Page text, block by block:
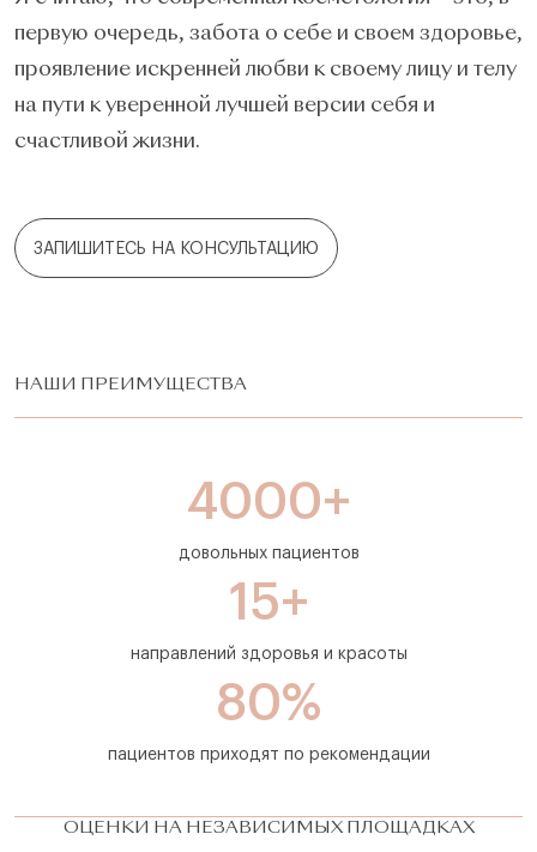
первую очередь, забота о себе и своем здоровье,
проявление искренней любви к своему лицу и телу
на пути к уверенной лучшей версии себя и
счастливой жизни.
ЗАПИШИТЕСЬ НА КОНСУЛЬТАЦИЮ
НАШИ ПРЕИМУЩЕСТВА
4000+
довольных пациентов
15+
направлений здоровья и красоты
80%
пациентов приходят по рекомендации
ОЦЕНКИ НА НЕЗАВИСИМЫХ ПЛОЩАДКАХ